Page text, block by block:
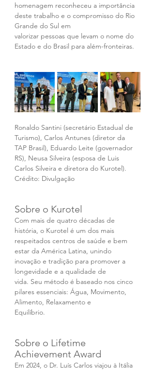
homenagem reconheceu a importância
deste trabalho e o compromisso do Rio
Grande do Sul em
valorizar pessoas que levam o nome do
Estado e do Brasil para além-fronteiras.
Ronaldo Santini (secretário Estadual de
Turismo), Carlos Antunes (diretor da
TAP Brasil), Eduardo Leite (governador
RS), Neusa Silveira (esposa de Luis
Carlos Silveira e diretora do Kurotel).
Crédito: Divulgação
Sobre o Kurotel
Com mais de quatro décadas de
história, o Kurotel é um dos mais
respeitados centros de saúde e bem
estar da América Latina, unindo
inovação e tradição para promover a
longevidade e a qualidade de
vida. Seu método é baseado nos cinco
pilares essenciais: Água, Movimento,
Alimento, Relaxamento e
Equilíbrio.
Sobre o Lifetime
Achievement Award
Em 2024, o Dr. Luís Carlos viajou à Itália